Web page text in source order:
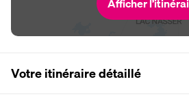
Votre itinéraire détaillé